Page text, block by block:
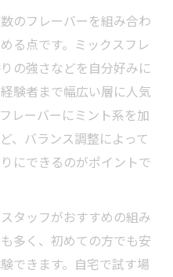
のフレーバーを組み合わ
る点です。ミックスフレ
の強さなどを自分好みに
験者まで幅広い層に人気
レーバーにミント系を加
、バランス調整によって
にできるのがポイントで
タッフがおすすめの組み
多く、初めての方でも安
できます。自宅で試す場